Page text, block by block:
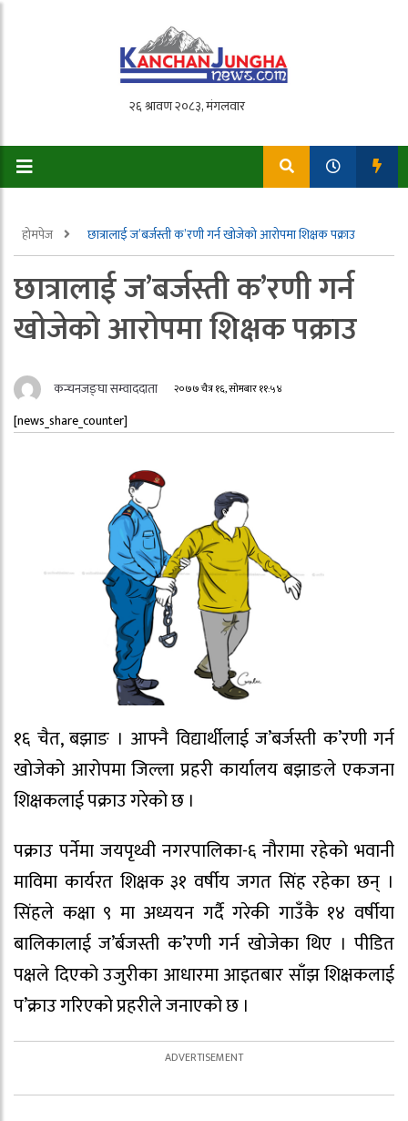
होमपेज छात्रालाई ज’बर्जस्ती क’रणी गर्न खोजेको आरोपमा शिक्षक पक्राउ
छात्रालाई ज’बर्जस्ती क’रणी गर्न
खोजेको आरोपमा शिक्षक पक्राउ
कन्चनजङ्घा सम्वाददाता २०७७ चैत्र १६, सोमबार ११:५४
[news_share_counter]
१६ चैत, बझाङ । आफ्नै विद्यार्थीलाई ज’बर्जस्ती क’रणी गर्न
खोजेको आरोपमा जिल्ला प्रहरी कार्यालय बझाङले एकजना
शिक्षकलाई पक्राउ गरेको छ ।
पक्राउ पर्नेमा जयपृथ्वी नगरपालिका-६ नौरामा रहेको भवानी
माविमा कार्यरत शिक्षक ३१ वर्षीय जगत सिंह रहेका छन् ।
सिंहले कक्षा ९ मा अध्ययन गर्दै गरेकी गाउँकै १४ वर्षीया
बालिकालाई ज’र्बजस्ती क’रणी गर्न खोजेका थिए । पीडित
पक्षले दिएको उजुरीका आधारमा आइतबार साँझ शिक्षकलाई
प’क्राउ गरिएको प्रहरीले जनाएको छ ।